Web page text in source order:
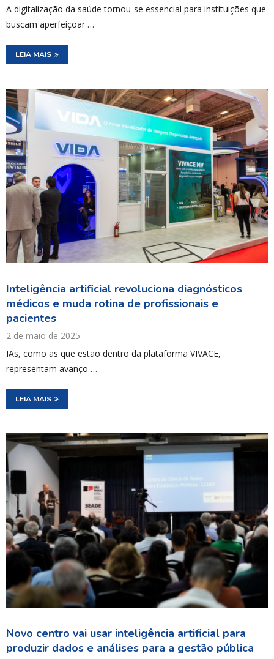
A digitalização da saúde tornou-se essencial para instituições que
buscam aperfeiçoar …
LEIA MAIS
Inteligência artificial revoluciona diagnósticos
médicos e muda rotina de profissionais e
pacientes
2 de maio de 2025
IAs, como as que estão dentro da plataforma VIVACE,
representam avanço …
LEIA MAIS
Novo centro vai usar inteligência artificial para
produzir dados e análises para a gestão pública